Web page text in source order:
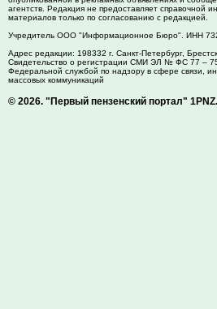
агентств. Редакция не предоставляет справочной
материалов только по согласованию с редакцией.
Учредитель ООО "Информационное Бюро". ИНН
Адрес редакции: 198332 г. Санкт-Петербург,
Свидетельство о регистрации СМИ ЭЛ № ФС 77 –
Федеральной службой по надзору в сфере связи,
массовых коммуникаций
© 2026. "Первый пензенский портал"